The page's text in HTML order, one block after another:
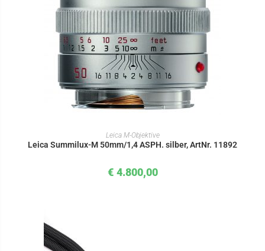
IN DEN WARENKORB
Leica M-Objektive
Leica Summilux-M 50mm/1,4 ASPH. silber, ArtNr. 11892
€ 4.800,00